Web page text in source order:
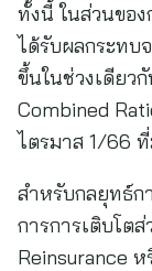
ทั้งนี้ ในส่วนขอ
ได้รับผลกระทบ
ขึ้นในช่วงเดียว
Combined
ไตรมาส 1/66
สำหรับกลยุทธ์ก
การการเติบโต
Reinsurance